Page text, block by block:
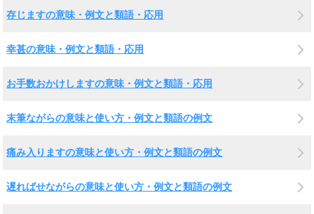
存じますの意味・例文と類語・応用
幸甚の意味・例文と類語・応用
お手数おかけしますの意味・例文と類語・応用
末筆ながらの意味と使い方・例文と類語の例文
痛み入りますの意味と使い方・例文と類語の例文
遅ればせながらの意味と使い方・例文と類語の例文